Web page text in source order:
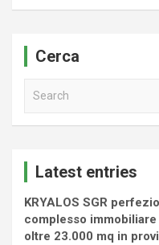
Cerca
Latest entries
KRYALOS SGR
complesso
oltre 23.000 mq in